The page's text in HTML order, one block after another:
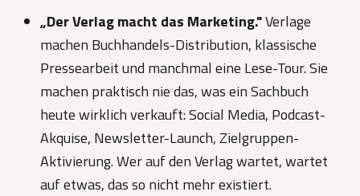
„Der Verlag macht das Marketing."Verlage
machen Buchhandels-Distribution, klassische
Pressearbeit und manchmal eine Lese-Tour. Sie
machen praktisch nie das, was ein Sachbuch
heute wirklich verkauft: Social Media, Podcast-
Akquise, Newsletter-Launch, Zielgruppen-
Aktivierung. Wer auf den Verlag wartet, wartet
auf etwas, das so nicht mehr existiert.